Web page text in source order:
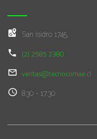
San Isidro 1745,
(2) 2585 2380
ventas@tecnocomae.cl
8:30 - 17:30